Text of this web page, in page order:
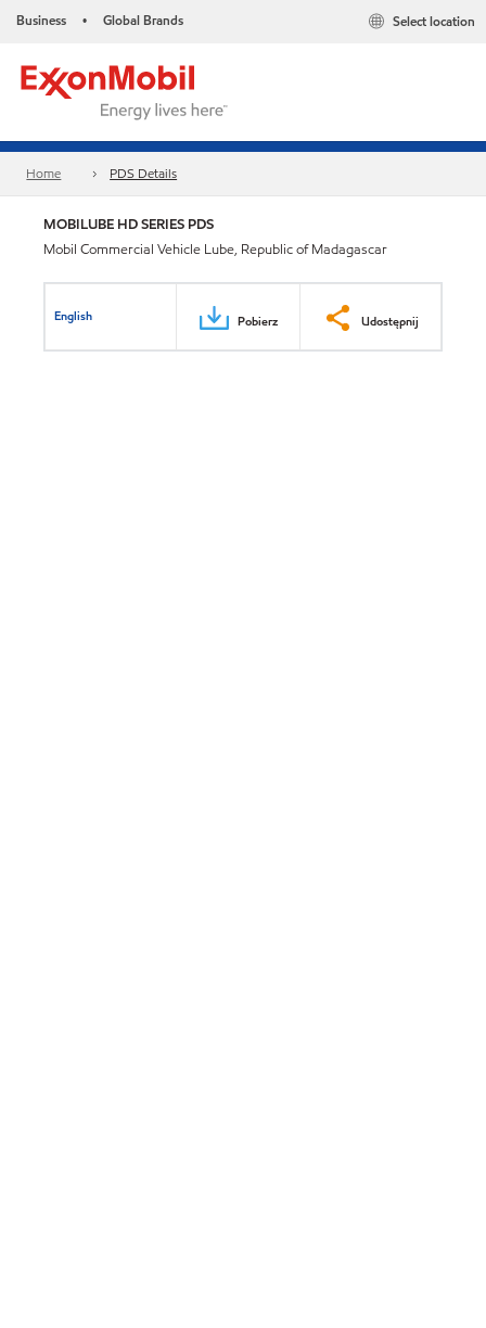
Business • Global Brands Select location
Home PDS Details
MOBILUBE HD SERIES PDS
Mobil Commercial Vehicle Lube, Republic of Madagascar
English Pobierz Udostępnij